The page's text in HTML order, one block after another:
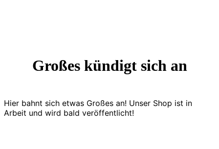
Großes kündigt sich an
Hier bahnt sich etwas Großes an! Unser Shop ist in
Arbeit und wird bald veröffentlicht!